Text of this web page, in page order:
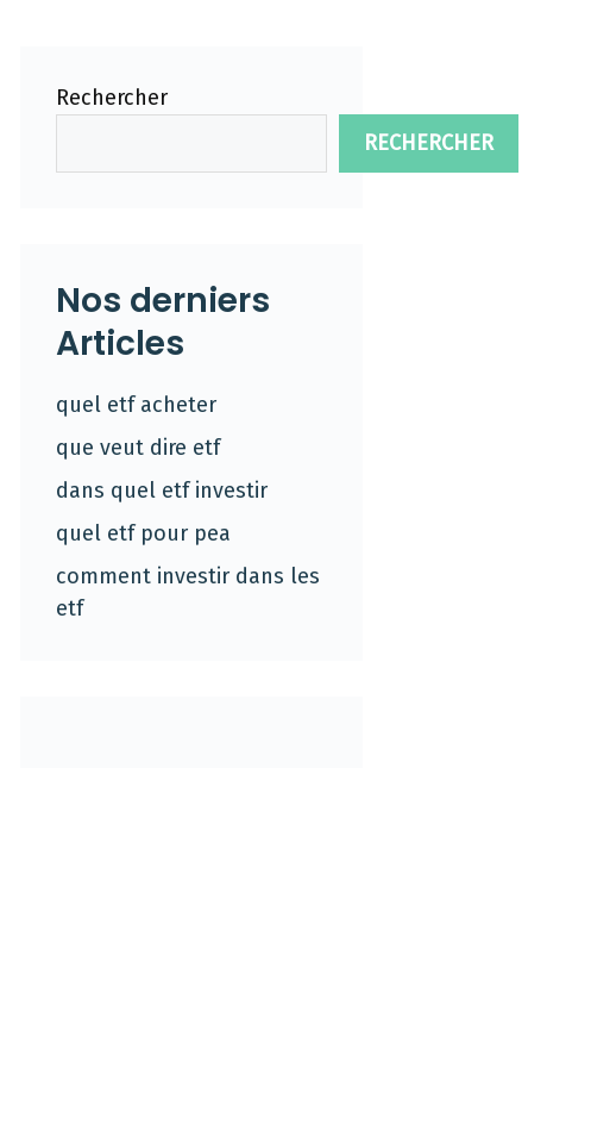
Rechercher
RECHERCHER
Nos derniers
Articles
quel etf acheter
que veut dire etf
dans quel etf investir
quel etf pour pea
comment investir dans les
etf